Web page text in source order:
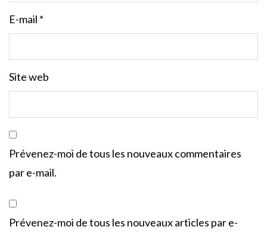
E-mail *
Site web
Prévenez-moi de tous les nouveaux commentaires
par e-mail.
Prévenez-moi de tous les nouveaux articles par e-